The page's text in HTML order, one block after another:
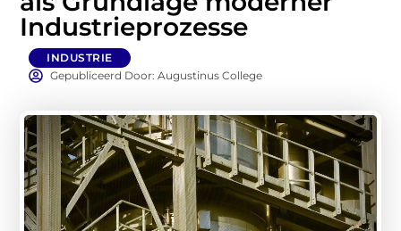
Industrieprozesse
INDUSTRIE
Gepubliceerd Door: Augustinus College